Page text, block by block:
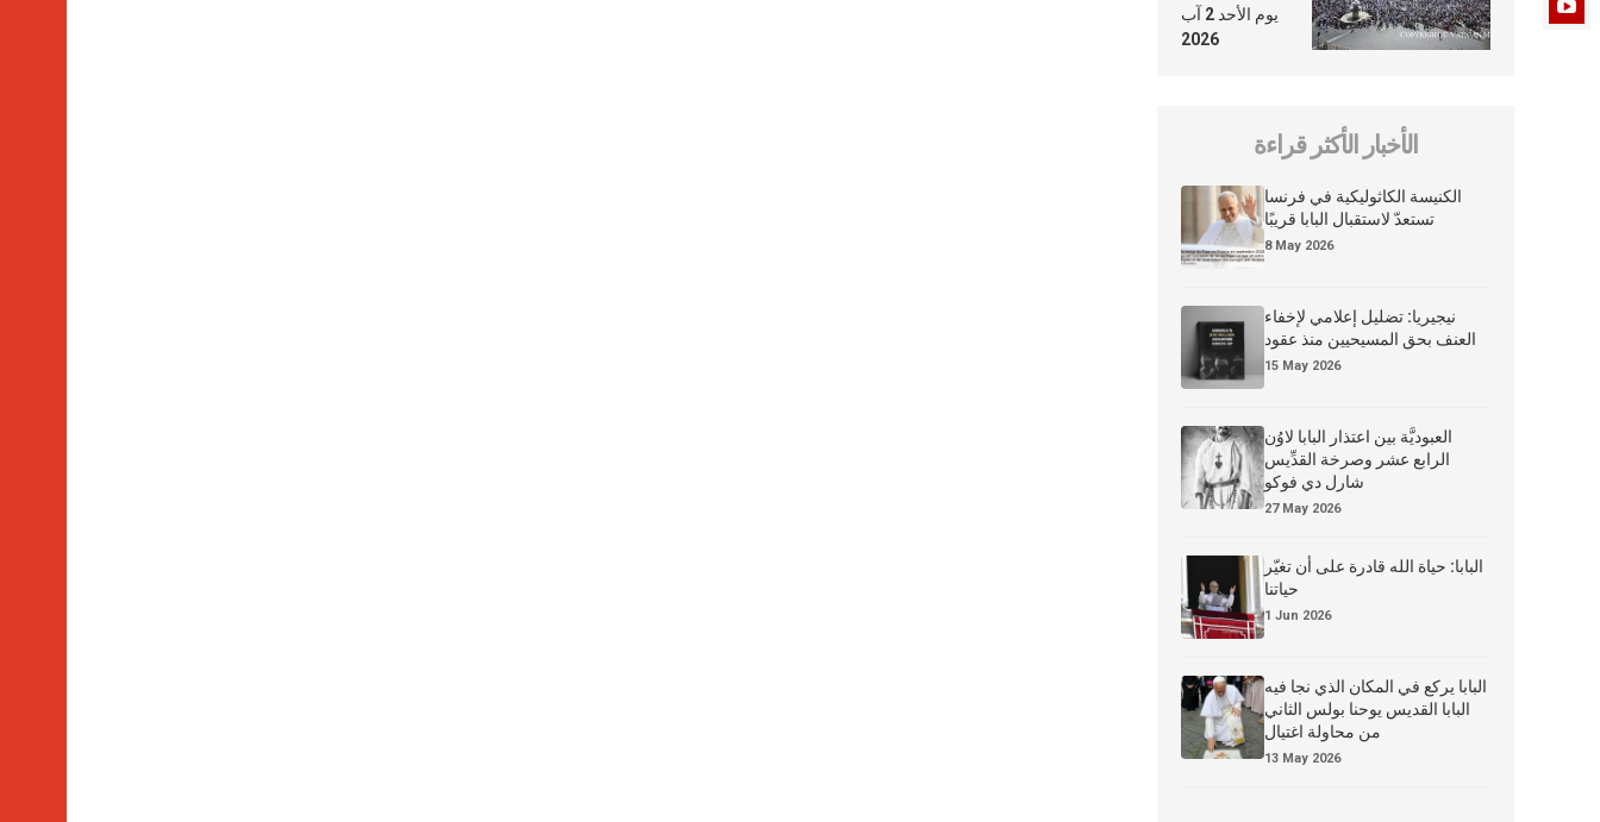
يوم الأحد 2 آب
2026
الأخبار الأكثر قراءة
الكنيسة الكاثوليكية في فرنسا
تستعدّ لاستقبال البابا قريبًا
8 May 2026
نيجيريا: تضليل إعلامي لإخفاء
العنف بحق المسيحيين منذ عقود
15 May 2026
العبوديَّة بين اعتذار البابا لاوُن
الرابع عشر وصرخة القدِّيس
شارل دي فوكو
27 May 2026
البابا: حياة الله قادرة على أن تغيّر
حياتنا
1 Jun 2026
البابا يركع في المكان الذي نجا فيه
البابا القديس يوحنا بولس الثاني
من محاولة اغتيال
13 May 2026